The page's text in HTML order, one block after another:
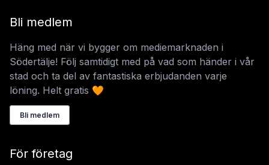
Bli medlem
Häng med när vi bygger om mediemarknaden i
Södertälje! Följ samtidigt med på vad som händer i vår
stad och ta del av fantastiska erbjudanden varje
löning. Helt gratis 🧡
Bli medlem
För företag